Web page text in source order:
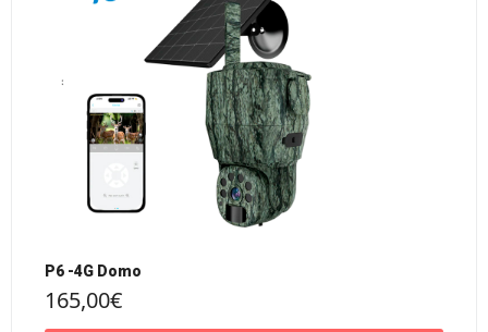
P6 -4G Domo
165,00€